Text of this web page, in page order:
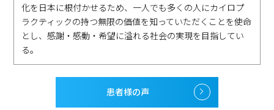
化を日本に根付かせるため、一人でも多くの人にカイロプ
ラクティックの持つ無限の価値を知っていただくことを使命
とし、感謝・感動・希望に溢れる社会の実現を目指してい
る。
患者様の声